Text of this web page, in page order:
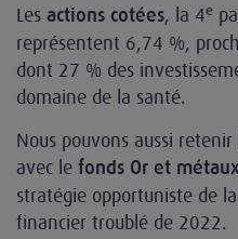
Les actions cotées, la 4e
représentent 6,74 %,
dont 27 % des
domaine de la santé.
Nous pouvons aussi
avec le fonds Or et
stratégie opportuniste de
financier troublé de 2022.